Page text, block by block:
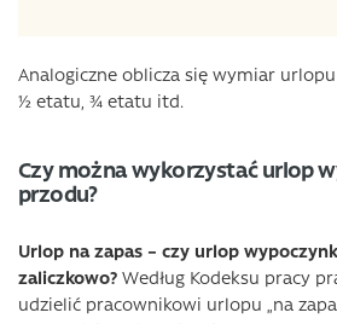
Analogiczne oblicza się wymiar
½ etatu, ¾ etatu itd.
Czy można wykorzystać urlop
przodu?
Urlop na zapas – czy urlop
zaliczkowo? Według Kodeksu pracy
udzielić pracownikowi urlopu „na